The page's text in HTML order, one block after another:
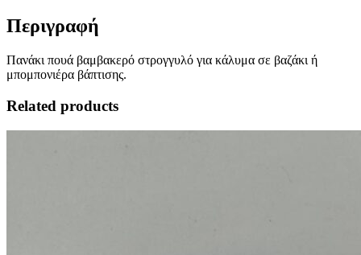
Περιγραφή
Πανάκι πουά βαμβακερό στρογγυλό για κάλυμα σε βαζάκι ή
μπομπονιέρα βάπτισης.
Related products